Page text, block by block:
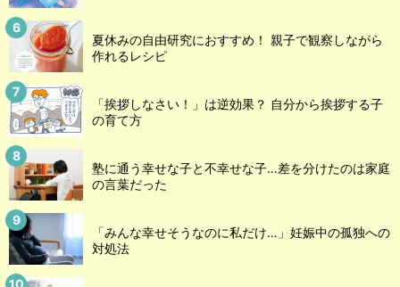
夏休みの自由研究におすすめ！ 親子で観察しながら
作れるレシピ
「挨拶しなさい！」は逆効果？ 自分から挨拶する子
の育て方
塾に通う幸せな子と不幸せな子…差を分けたのは家庭
の言葉だった
「みんな幸せそうなのに私だけ…」妊娠中の孤独への
対処法